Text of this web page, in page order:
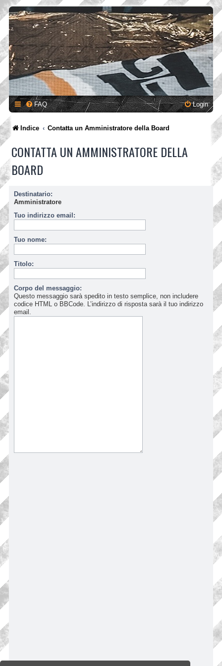
FAQ Login
Indice Contatta un Amministratore della Board
CONTATTA UN AMMINISTRATORE DELLA
BOARD
Destinatario:
Amministratore
Tuo indirizzo email:
Tuo nome:
Titolo:
Corpo del messaggio:
Questo messaggio sarà spedito in testo semplice, non includere
codice HTML o BBCode. L’indirizzo di risposta sarà il tuo indirizzo
email.